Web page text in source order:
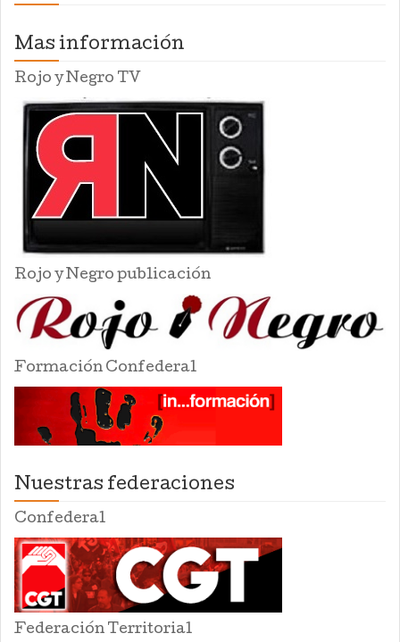
Mas información
Rojo y Negro TV
Rojo y Negro publicación
Formación Confederal
Nuestras federaciones
Confederal
Federación Territorial